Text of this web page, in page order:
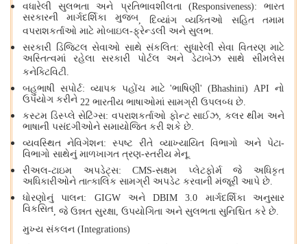
વધારેલી સુલભતા અને પ્રતિભાવશીલતા (Responsiveness):ભારત
સરકારની માર્ગદર્શિકા મુજબ, દિવ્યાંગ વ્યક્તિઓ સહિત તમામ
વપરાશકર્તાઓ માટે મોબાઇલ-ફ્રેન્ડલી અને સુલભ.
સરકારી ડિજિટલ સેવાઓ સાથે સંકલિત: સુધારેલી સેવા વિતરણ માટે
અસ્તિત્વમાં રહેલા સરકારી પોર્ટલ અને ડેટાબેઝ સાથે સીમલેસ
કનેક્ટિવિટી.
બહુભાષી સપોર્ટ: વ્યાપક પહોંચ માટે'ભાષિણી' (Bhashini) API નો
ઉપયોગ કરીને 22 ભારતીય ભાષાઓમાં સામગ્રી ઉપલબ્ધ છે.
કસ્ટમ ડિસ્પ્લે સેટિંગ્સ: વપરાશકર્તાઓ ફોન્ટ સાઈઝ, કલર થીમ અને
ભાષાની પસંદગીઓને સમાયોજિત કરી શકે છે.
વ્યવસ્થિત નેવિગેશન: સ્પષ્ટ રીતે વ્યાખ્યાયિત વિભાગો અને પેટા-
વિભાગો સાથેનું માળખાગત ત્રણ-સ્તરીય મેનૂ.
રીઅલ-ટાઇમ અપડેટ્સ: CMS-સક્ષમ પ્લેટફોર્મ જે અધિકૃત
અધિકારીઓને તાત્કાલિક સામગ્રી અપડેટ કરવાની મંજૂરી આપે છે.
ધોરણોનું પાલન: GIGW અનેDBIM 3.0 માર્ગદર્શિકા અનુસાર
વિકસિત, જે ઉન્નત સુરક્ષા, ઉપયોગિતા અને સુલભતા સુનિશ્ચિત કરે છે.
મુખ્ય સંકલન (Integrations)